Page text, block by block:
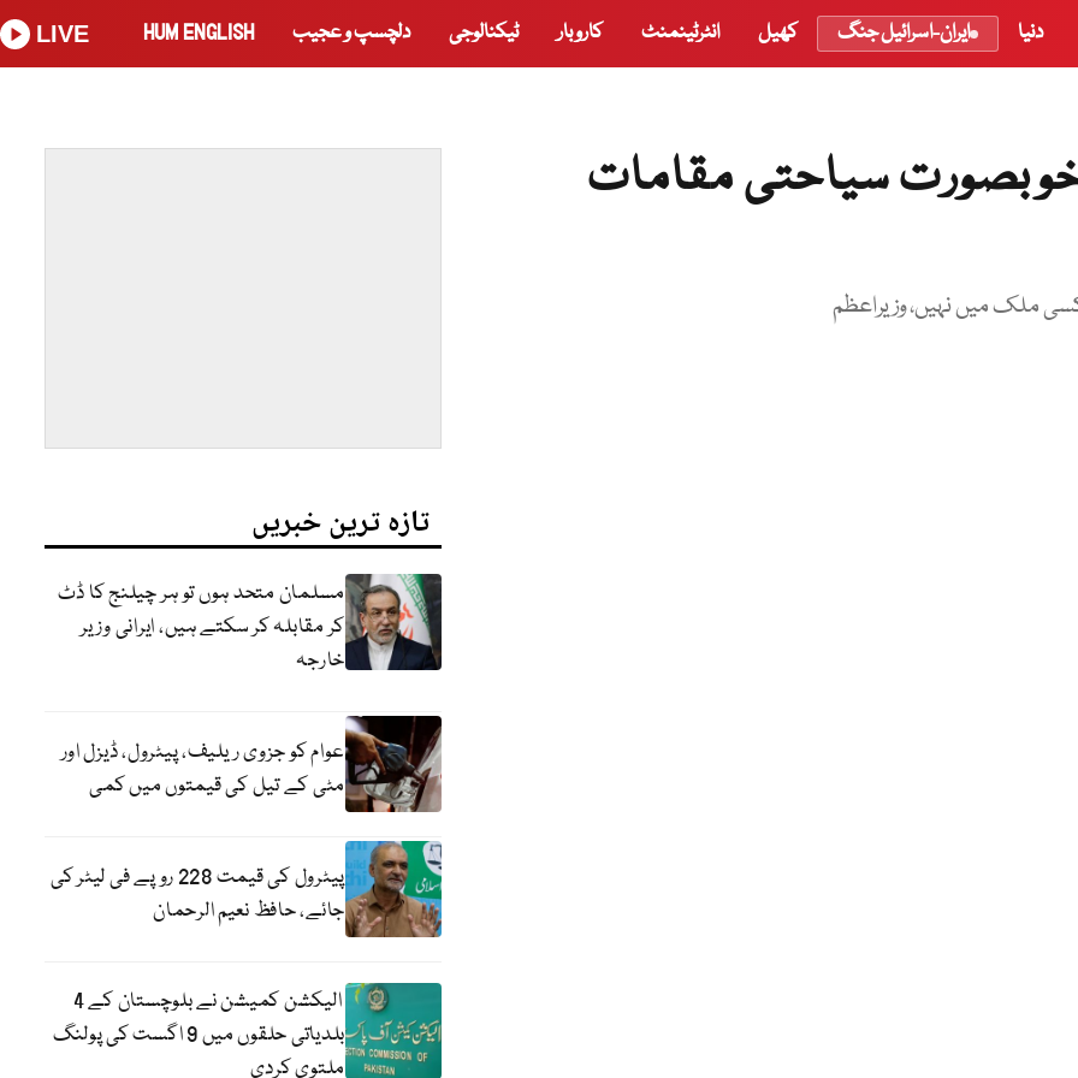
دنیا ایران-اسرائیل جنگ کھیل انٹرٹینمنٹ کاروبار ٹیکنالوجی دلچسپ و عجیب HUM ENGLISH
LIVE
سیاحتی مقامات
ملک میں نہیں، وزیراعظم
تازہ ترین خبریں
مسلمان متحد ہوں تو ہر چیلنج کا ڈٹ
کر مقابلہ کر سکتے ہیں، ایرانی وزیر
خارجہ
عوام کو جزوی ریلیف، پیٹرول، ڈیزل اور
مٹی کے تیل کی قیمتوں میں کمی
پیٹرول کی قیمت 228 روپے فی لیٹر کی
جائے، حافظ نعیم الرحمان
الیکشن کمیشن نے بلوچستان کے 4
بلدیاتی حلقوں میں 9 اگست کی پولنگ
ملتوی کردی